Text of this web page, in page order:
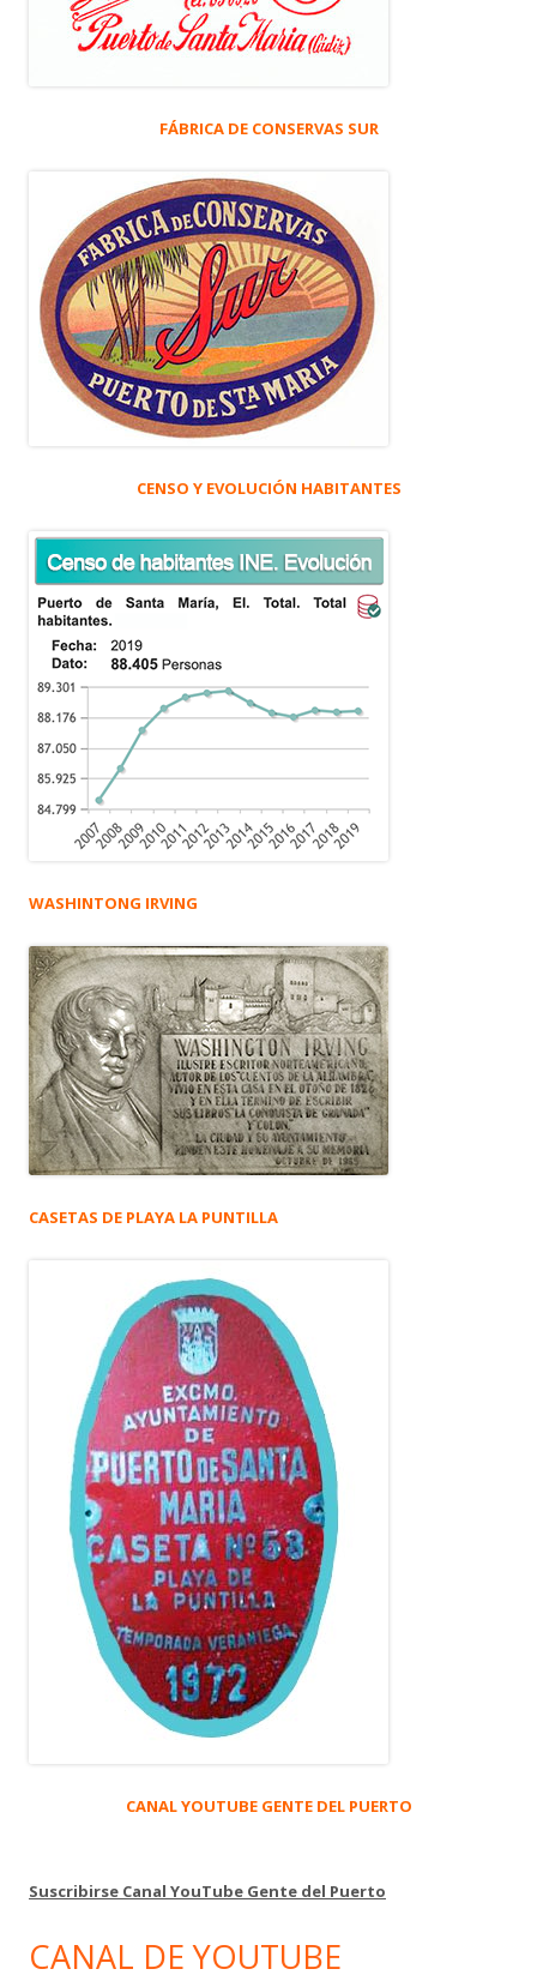
FÁBRICA DE CONSERVAS SUR
CENSO Y EVOLUCIÓN HABITANTES
WASHINTONG IRVING
CASETAS DE PLAYA LA PUNTILLA
CANAL YOUTUBE GENTE DEL PUERTO
Suscribirse Canal YouTube Gente del Puerto
CANAL DE YOUTUBE